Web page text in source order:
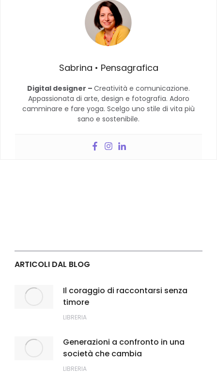
Sabrina • Pensagrafica
Digital designer – Creatività e comunicazione.
Appassionata di arte, design e fotografia. Adoro
camminare e fare yoga. Scelgo uno stile di vita più
sano e sostenibile.
ARTICOLI DAL BLOG
Il coraggio di raccontarsi senza
timore
LIBRERIA
Generazioni a confronto in una
società che cambia
LIBRERIA